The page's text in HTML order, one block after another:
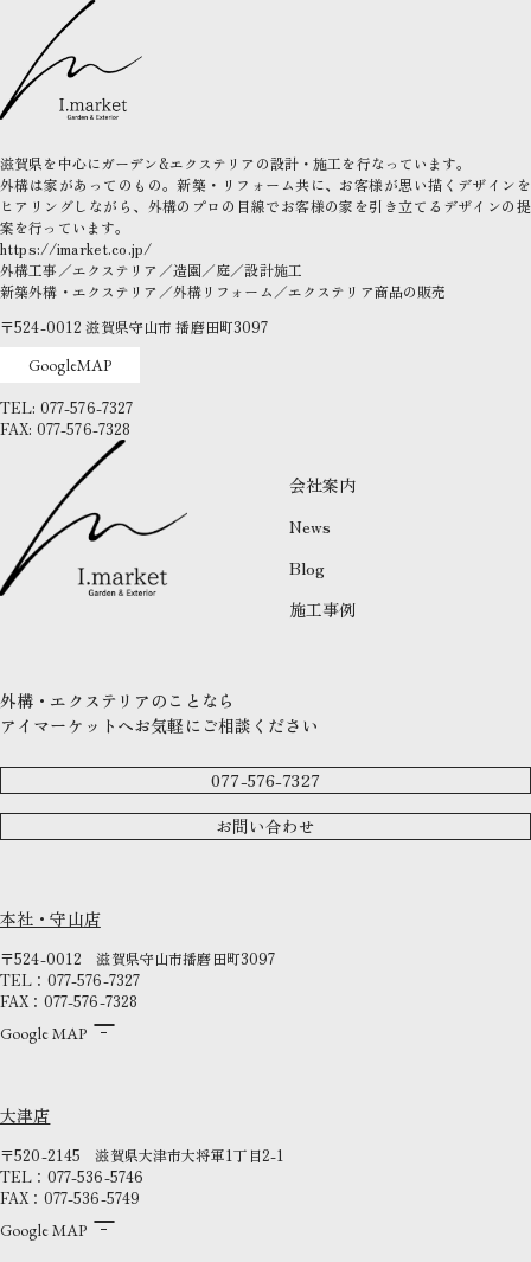
滋賀県を中心にガーデン&エクステリアの設計・施工を行なっています。
外構は家があってのもの。新築・リフォーム共に、お客様が思い描くデザインを
ヒアリングしながら、外構のプロの目線でお客様の家を引き立てるデザインの提
案を行っています。
https://imarket.co.jp/
外構工事／エクステリア／造園／庭／設計施工
新築外構・エクステリア／外構リフォーム／エクステリア商品の販売
〒524-0012滋賀県守山市 播磨田町3097
GoogleMAP
TEL: 077-576-7327
FAX: 077-576-7328
会社案内
News
Blog
施工事例
外構・エクステリアのことなら
アイマーケットへお気軽にご相談ください
077-576-7327
お問い合わせ
本社・守山店
〒524-0012滋賀県守山市播磨田町3097
TEL：077-576-7327
FAX：077-576-7328
Google MAP
大津店
〒520-2145滋賀県大津市大将軍1丁目2-1
TEL：077-536-5746
FAX：077-536-5749
Google MAP